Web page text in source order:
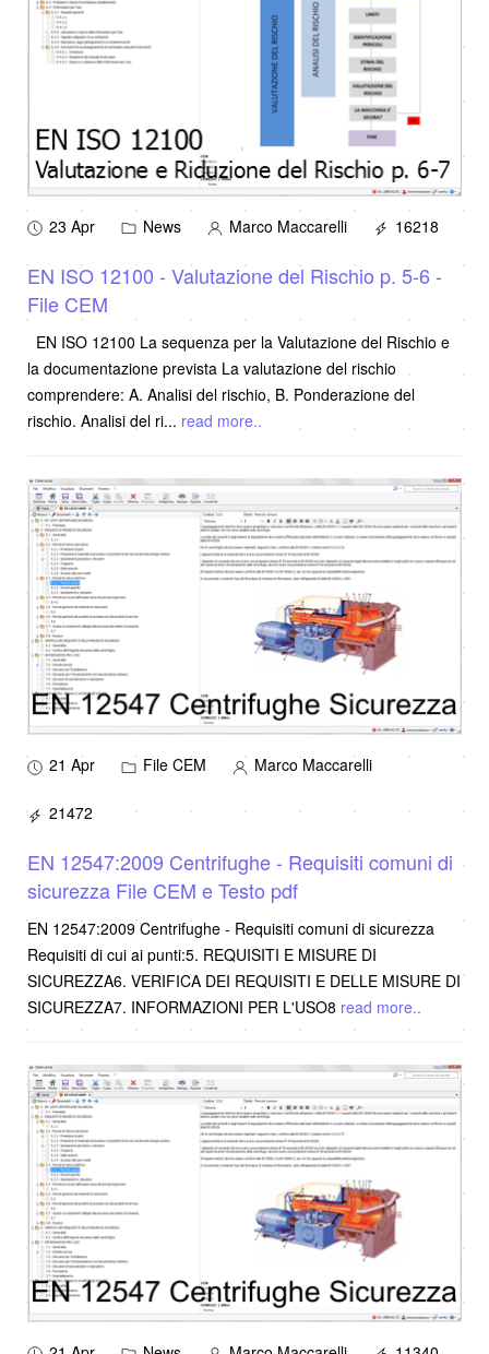
23 Apr News Marco Maccarelli 16218
EN ISO 12100 - Valutazione del Rischio p. 5-6 -
File CEM
EN ISO 12100 La sequenza per la Valutazione del Rischio e
la documentazione prevista La valutazione del rischio
comprendere: A. Analisi del rischio, B. Ponderazione del
rischio. Analisi del ri... read more..
21 Apr File CEM Marco Maccarelli
21472
EN 12547:2009 Centrifughe - Requisiti comuni di
sicurezza File CEM e Testo pdf
EN 12547:2009 Centrifughe - Requisiti comuni di sicurezza
Requisiti di cui ai punti:5. REQUISITI E MISURE DI
SICUREZZA6. VERIFICA DEI REQUISITI E DELLE MISURE DI
SICUREZZA7. INFORMAZIONI PER L'USO8 read more..